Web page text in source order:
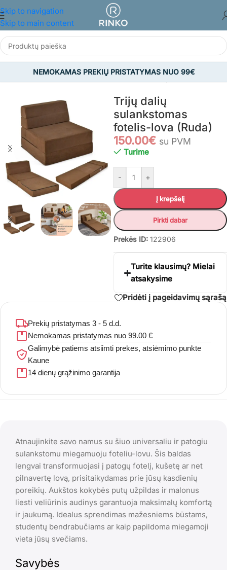
Skip to navigation
Skip to main content
NEMOKAMAS PREKIŲ PRISTATYMAS NUO 99€
BALDAI/Svetainės baldai/Sofos / Grindų foteliai
Trijų dalių
sulankstomas
fotelis-lova (Ruda)
150.00€ su PVM
Turime
- +
Į krepšelį
Pirkti dabar
Prekės ID: 122906
Turite klausimų? Mielai
atsakysime
Pridėti į pageidavimų sąrašą
Prekių pristatymas 3 - 5 d.d.
Nemokamas pristatymas nuo 99.00 €
Galimybė patiems atsiimti prekes, atsiėmimo punkte
Kaune
14 dienų grąžinimo garantija
Atnaujinkite savo namus su šiuo universaliu ir patogiu
sulankstomu miegamuoju foteliu-lovu. Šis baldas
lengvai transformuojasi į patogų fotelį, kušetę ar net
pilnavertę lovą, prisitaikydamas prie jūsų kasdienių
poreikių. Aukštos kokybės putų užpildas ir malonus
liesti veliūrinis audinys garantuoja maksimalų komfortą
ir jaukumą. Idealus sprendimas mažesniems būstams,
studentų bendrabučiams ar kaip papildoma miegamoji
vieta jūsų svečiams.
Savybės